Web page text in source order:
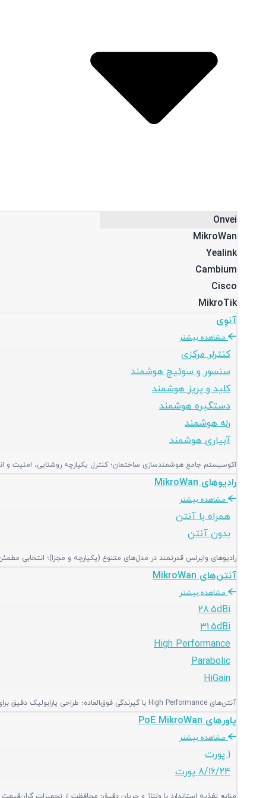
Onvei
MikroWan
Yealink
Cambium
Cisco
MikroTik
آنوِی
مشاهده بیشتر
کنترلر مرکزی
سنسور و سوئیچ هوشمند
کلید و پریز هوشمند
دستگیره هوشمند
رله هوشمند
آبیاری هوشمند
اکوسیستم جامع هوشمندسازی ساختمان؛ کنترل یکپارچه روشنایی، امنیت و
رادیوهای MikroWan
مشاهده بیشتر
همراه با آنتن
بدون آنتن
رادیوهای وایرلس قدرتمند در مدل‌های متنوع (یکپارچه و مجزا)؛ انتخابی مطمئن
آنتن‌های MikroWan
مشاهده بیشتر
28.5dBi
31.5dBi
High Performance
Parabolic
HiGain
آنتن‌های High Performance با گیرندگی فوق‌العاده؛ طراحی پارابولیک دقیق برای تمرکز سیگنال و ایجاد لینک‌های پایدار در فواصل طولانی و محیط‌های نویزی.
پاورهای PoE MikroWan
مشاهده بیشتر
1 پورت
8/16/24 پورت